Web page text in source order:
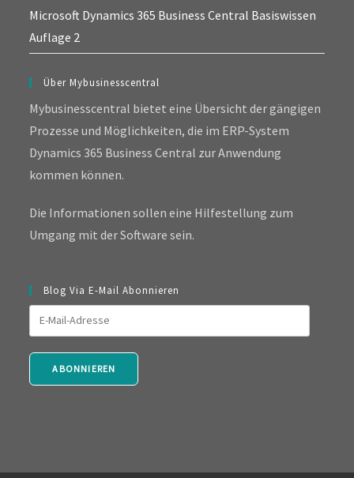
Microsoft Dynamics 365 Business Central Basiswissen
Auflage 2
Über Mybusinesscentral
Mybusinesscentral bietet eine Übersicht der gängigen
Prozesse und Möglichkeiten, die im ERP-System
Dynamics 365 Business Central zur Anwendung
kommen können.
Die Informationen sollen eine Hilfestellung zum
Umgang mit der Software sein.
Blog Via E-Mail Abonnieren
Mail-
Adresse
ABONNIEREN